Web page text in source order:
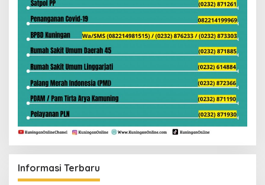
Informasi Terbaru